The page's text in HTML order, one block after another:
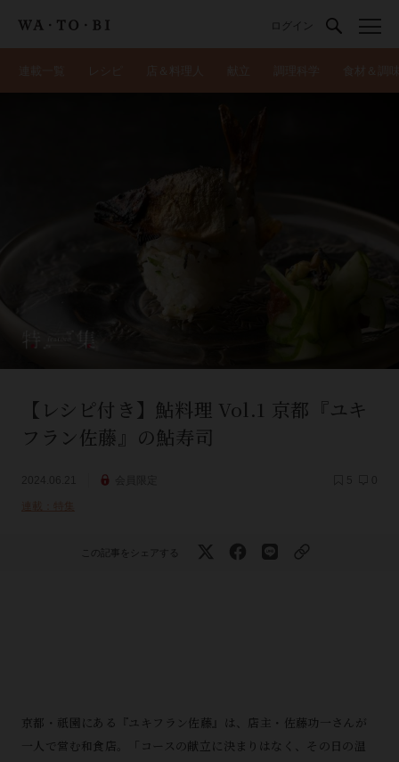
ログイン
【レシピ付き】鮎料理 Vol.1 京都『ユキ
フラン佐藤』の鮎寿司
連載：特集
この記事をシェアする
京都・祇園にある『ユキフラン佐藤』は、店主・佐藤功一さんが
一人で営む和食店。「コースの献立に決まりはなく、その日の温